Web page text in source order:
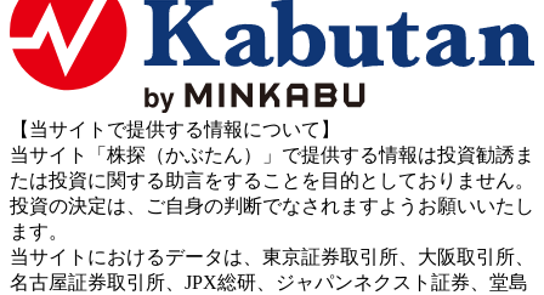
【当サイトで提供する情報について】
当サイト「株探（かぶたん）」で提供する情報は投資勧誘ま
たは投資に関する助言をすることを目的としておりません。
投資の決定は、ご自身の判断でなされますようお願いいたし
ます。
当サイトにおけるデータは、東京証券取引所、大阪取引所、
名古屋証券取引所、JPX総研、ジャパンネクスト証券、堂島